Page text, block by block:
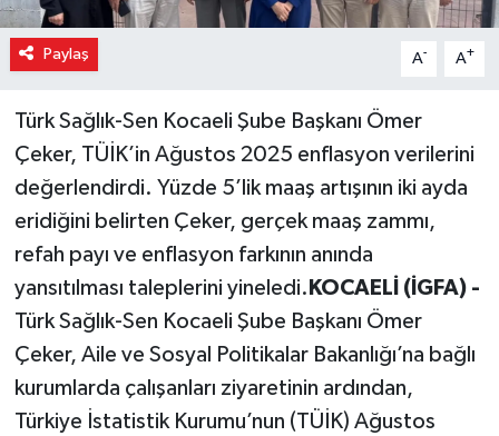
Paylaş A- A+
Türk Sağlık-Sen Kocaeli Şube Başkanı Ömer
Çeker, TÜİK’in Ağustos 2025 enflasyon verilerini
değerlendirdi. Yüzde 5’lik maaş artışının iki ayda
eridiğini belirten Çeker, gerçek maaş zammı,
refah payı ve enflasyon farkının anında
yansıtılması taleplerini yineledi. KOCAELİ (İGFA) -
Türk Sağlık-Sen Kocaeli Şube Başkanı Ömer
Çeker, Aile ve Sosyal Politikalar Bakanlığı’na bağlı
kurumlarda çalışanları ziyaretinin ardından,
Türkiye İstatistik Kurumu’nun (TÜİK) Ağustos